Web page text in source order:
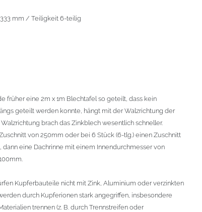
durch Kupferionen stark angegriffen, insbesondere wenn
trennen (z. B. durch Trennstreifen oder Beschichtungen) und
und verzinkten Bauteilen in Richtung Kupfer verläuft.
Bauteile können miteinander verbaut werden, da sie in der
mm / Teiligkeit 6-teilig
früher eine 2m x 1m Blechtafel so geteilt, dass kein
geteilt werden konnte, hängt mit der Walzrichtung der
brach das Zinkblech wesentlich schneller.
von 250mm oder bei 6 Stück (6-tlg.) einen Zuschnitt
eine Dachrinne mit einem Innendurchmesser von
Kupferbauteile nicht mit Zink, Aluminium oder verzinkten
durch Kupferionen stark angegriffen, insbesondere
trennen (z. B. durch Trennstreifen oder